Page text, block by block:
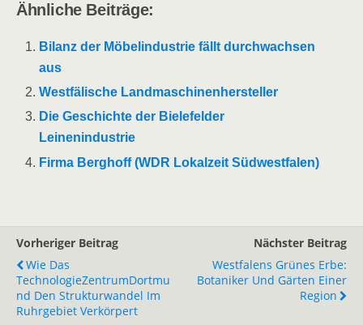
Ähnliche Beiträge:
Bilanz der Möbelindustrie fällt durchwachsen
aus
Westfälische Landmaschinenhersteller
Die Geschichte der Bielefelder
Leinenindustrie
Firma Berghoff (WDR Lokalzeit Südwestfalen)
Vorheriger Beitrag
Wie Das
TechnologieZentrumDortmu
Nd Den Strukturwandel Im
Ruhrgebiet Verkörpert
Nächster Beitrag
Westfalens Grünes Erbe:
Botaniker Und Gärten Einer
Region